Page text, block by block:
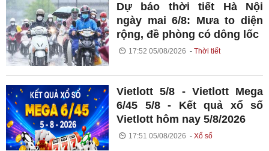
Dự báo thời tiết Hà Nội
ngày mai 6/8: Mưa to diện
rộng, đề phòng có dông lốc
17:52 05/08/2026 Thời tiết
Vietlott 5/8 - Vietlott Mega
6/45 5/8 - Kết quả xổ số
Vietlott hôm nay 5/8/2026
17:51 05/08/2026 Xổ số